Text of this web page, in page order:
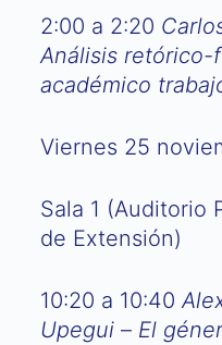
2:00 a 2:20
Análisis retórico-
académico
Viernes 25
Sala 1 (Auditorio
de Extensión)
10:20 a 10:40
Upegui– El